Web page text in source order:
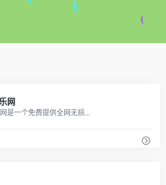
网
是一个免费提供全网无损...